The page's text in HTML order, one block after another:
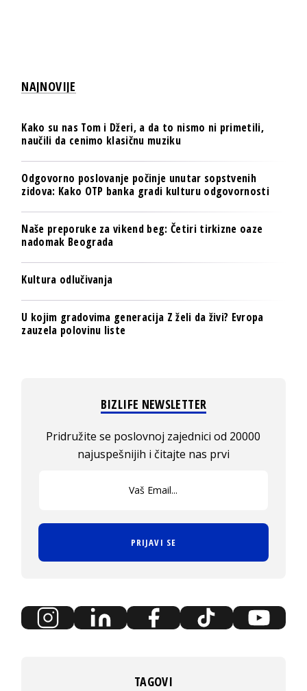
NAJNOVIJE
Kako su nas Tom i Džeri, a da to nismo ni primetili,
naučili da cenimo klasičnu muziku
Odgovorno poslovanje počinje unutar sopstvenih
zidova: Kako OTP banka gradi kulturu odgovornosti
Naše preporuke za vikend beg: Četiri tirkizne oaze
nadomak Beograda
Kultura odlučivanja
U kojim gradovima generacija Z želi da živi? Evropa
zauzela polovinu liste
BIZLIFE NEWSLETTER
Pridružite se poslovnoj zajednici od 20000
najuspešnijih i čitajte nas prvi
PRIJAVI SE
TAGOVI